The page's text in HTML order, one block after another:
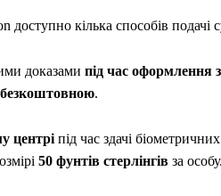
кілька способів подачі
доказами під час оформлення
безкоштовною.
центрі під час здачі
50 фунтів стерлінгів за особу.